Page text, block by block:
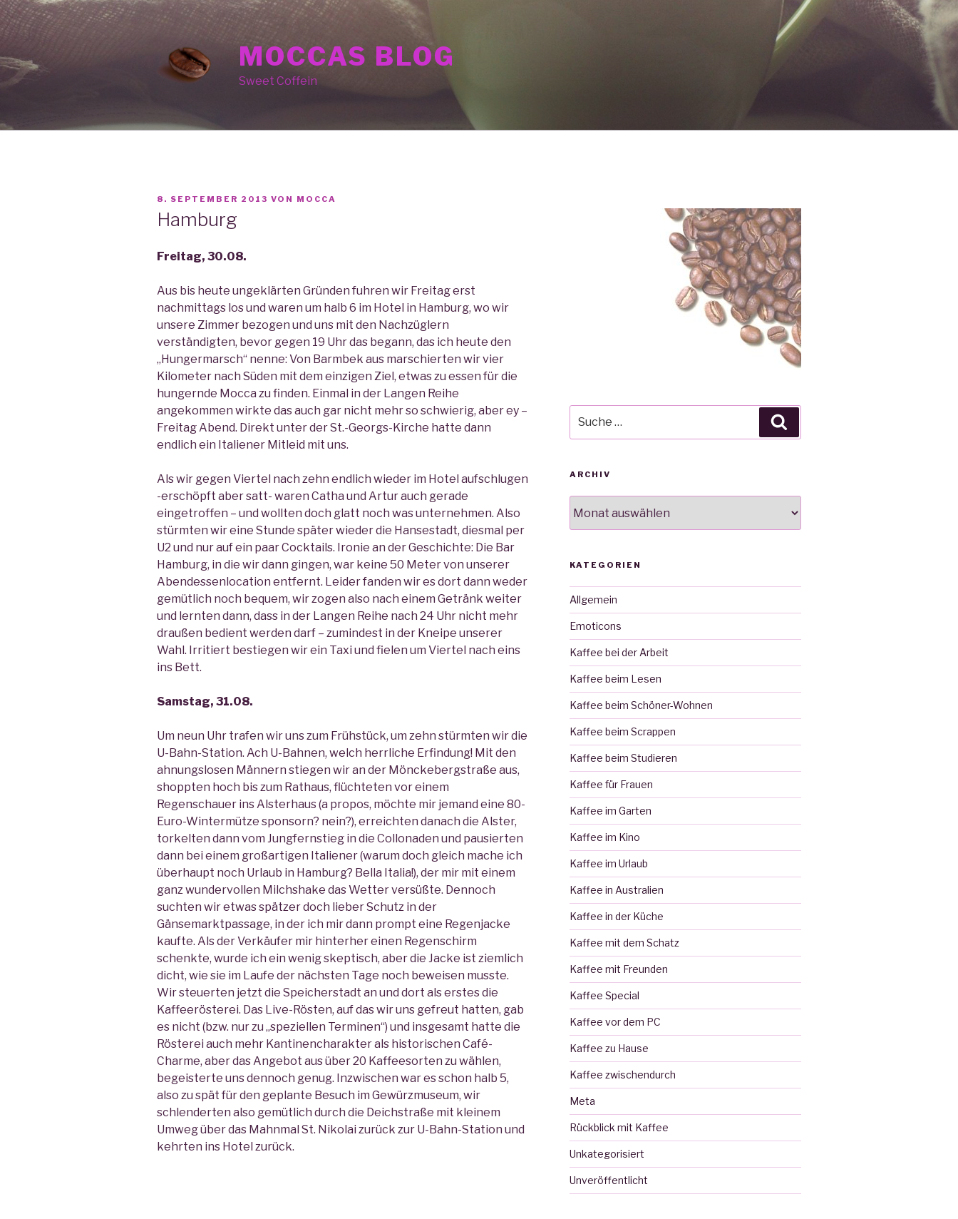
Zum
Inhalt
springen
MOCCAS BLOG
Sweet Coffein
VERÖFFENTLICHT
AM
8. SEPTEMBER 2013 VON MOCCA
Hamburg
Freitag, 30.08.
Aus bis heute ungeklärten Gründen fuhren wir Freitag erst
nachmittags los und waren um halb 6 im Hotel in Hamburg, wo wir
unsere Zimmer bezogen und uns mit den Nachzüglern
verständigten, bevor gegen 19 Uhr das begann, das ich heute den
„Hungermarsch“ nenne: Von Barmbek aus marschierten wir vier
Kilometer nach Süden mit dem einzigen Ziel, etwas zu essen für die
hungernde Mocca zu finden. Einmal in der Langen Reihe
angekommen wirkte das auch gar nicht mehr so schwierig, aber ey –
Freitag Abend. Direkt unter der St.-Georgs-Kirche hatte dann
endlich ein Italiener Mitleid mit uns.
Als wir gegen Viertel nach zehn endlich wieder im Hotel aufschlugen
-erschöpft aber satt- waren Catha und Artur auch gerade
eingetroffen – und wollten doch glatt noch was unternehmen. Also
stürmten wir eine Stunde später wieder die Hansestadt, diesmal per
U2 und nur auf ein paar Cocktails. Ironie an der Geschichte: Die Bar
Hamburg, in die wir dann gingen, war keine 50 Meter von unserer
Abendessenlocation entfernt. Leider fanden wir es dort dann weder
gemütlich noch bequem, wir zogen also nach einem Getränk weiter
und lernten dann, dass in der Langen Reihe nach 24 Uhr nicht mehr
draußen bedient werden darf – zumindest in der Kneipe unserer
Wahl. Irritiert bestiegen wir ein Taxi und fielen um Viertel nach eins
ins Bett.
Samstag, 31.08.
Um neun Uhr trafen wir uns zum Frühstück, um zehn stürmten wir die
U-Bahn-Station. Ach U-Bahnen, welch herrliche Erfindung! Mit den
ahnungslosen Männern stiegen wir an der Mönckebergstraße aus,
shoppten hoch bis zum Rathaus, flüchteten vor einem
Regenschauer ins Alsterhaus (a propos, möchte mir jemand eine 80-
Euro-Wintermütze sponsorn? nein?), erreichten danach die Alster,
torkelten dann vom Jungfernstieg in die Collonaden und pausierten
dann bei einem großartigen Italiener (warum doch gleich mache ich
überhaupt noch Urlaub in Hamburg? Bella Italia!), der mir mit einem
ganz wundervollen Milchshake das Wetter versüßte. Dennoch
suchten wir etwas spätzer doch lieber Schutz in der
Gänsemarktpassage, in der ich mir dann prompt eine Regenjacke
kaufte. Als der Verkäufer mir hinterher einen Regenschirm
schenkte, wurde ich ein wenig skeptisch, aber die Jacke ist ziemlich
dicht, wie sie im Laufe der nächsten Tage noch beweisen musste.
Wir steuerten jetzt die Speicherstadt an und dort als erstes die
Kaffeerösterei. Das Live-Rösten, auf das wir uns gefreut hatten, gab
es nicht (bzw. nur zu „speziellen Terminen“) und insgesamt hatte die
Rösterei auch mehr Kantinencharakter als historischen Café-
Charme, aber das Angebot aus über 20 Kaffeesorten zu wählen,
begeisterte uns dennoch genug. Inzwischen war es schon halb 5,
also zu spät für den geplante Besuch im Gewürzmuseum, wir
schlenderten also gemütlich durch die Deichstraße mit kleinem
Umweg über das Mahnmal St. Nikolai zurück zur U-Bahn-Station und
kehrten ins Hotel zurück.
nach:
ARCHIV
KATEGORIEN
Allgemein
Emoticons
Kaffee bei der Arbeit
Kaffee beim Lesen
Kaffee beim Schöner-Wohnen
Kaffee beim Scrappen
Kaffee beim Studieren
Kaffee für Frauen
Kaffee im Garten
Kaffee im Kino
Kaffee im Urlaub
Kaffee in Australien
Kaffee in der Küche
Kaffee mit dem Schatz
Kaffee mit Freunden
Kaffee Special
Kaffee vor dem PC
Kaffee zu Hause
Kaffee zwischendurch
Meta
Rückblick mit Kaffee
Unkategorisiert
Unveröffentlicht